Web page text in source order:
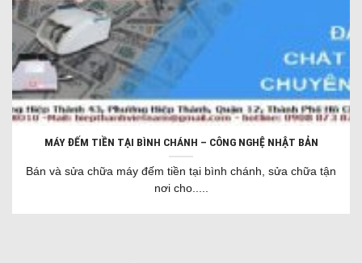
MÁY ĐẾM TIỀN TẠI BÌNH CHÁNH – CÔNG NGHỆ NHẬT BẢN
Bán và sửa chữa máy đếm tiền tại bình chánh, sửa chữa tận
nơi cho.....